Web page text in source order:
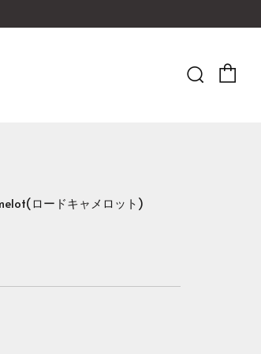
Search
ロードキャメロット)